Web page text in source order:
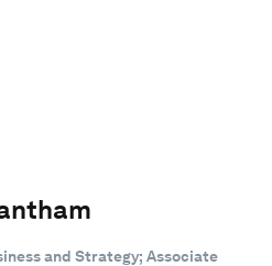
and Strategy; Associate